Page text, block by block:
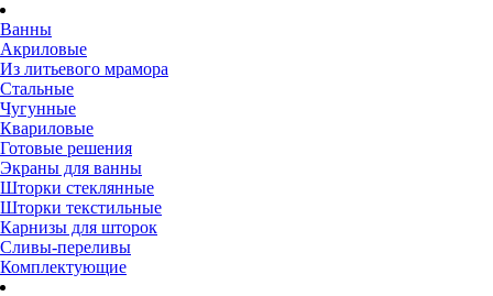
Ванны
Акриловые
Из литьевого мрамора
Стальные
Чугунные
Квариловые
Готовые решения
Экраны для ванны
Шторки стеклянные
Шторки текстильные
Карнизы для шторок
Сливы-переливы
Комплектующие